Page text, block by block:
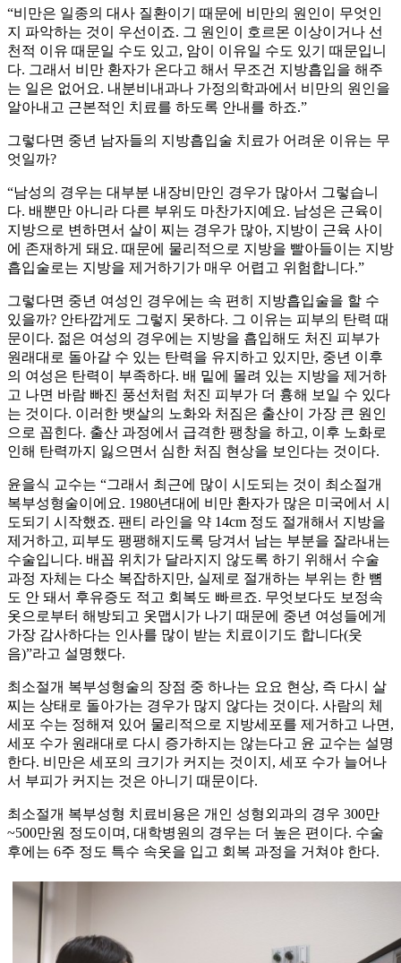
“비만은 일종의 대사 질환이기 때문에 비만의 원인이 무엇인
지 파악하는 것이 우선이죠. 그 원인이 호르몬 이상이거나 선
천적 이유 때문일 수도 있고, 암이 이유일 수도 있기 때문입니
다. 그래서 비만 환자가 온다고 해서 무조건 지방흡입을 해주
는 일은 없어요. 내분비내과나 가정의학과에서 비만의 원인을
알아내고 근본적인 치료를 하도록 안내를 하죠.”
그렇다면 중년 남자들의 지방흡입술 치료가 어려운 이유는 무
엇일까?
“남성의 경우는 대부분 내장비만인 경우가 많아서 그렇습니
다. 배뿐만 아니라 다른 부위도 마찬가지예요. 남성은 근육이
지방으로 변하면서 살이 찌는 경우가 많아, 지방이 근육 사이
에 존재하게 돼요. 때문에 물리적으로 지방을 빨아들이는 지방
흡입술로는 지방을 제거하기가 매우 어렵고 위험합니다.”
그렇다면 중년 여성인 경우에는 속 편히 지방흡입술을 할 수
있을까? 안타깝게도 그렇지 못하다. 그 이유는 피부의 탄력 때
문이다. 젊은 여성의 경우에는 지방을 흡입해도 처진 피부가
원래대로 돌아갈 수 있는 탄력을 유지하고 있지만, 중년 이후
의 여성은 탄력이 부족하다. 배 밑에 몰려 있는 지방을 제거하
고 나면 바람 빠진 풍선처럼 처진 피부가 더 흉해 보일 수 있다
는 것이다. 이러한 뱃살의 노화와 처짐은 출산이 가장 큰 원인
으로 꼽힌다. 출산 과정에서 급격한 팽창을 하고, 이후 노화로
인해 탄력까지 잃으면서 심한 처짐 현상을 보인다는 것이다.
윤을식 교수는 “그래서 최근에 많이 시도되는 것이 최소절개
복부성형술이에요. 1980년대에 비만 환자가 많은 미국에서 시
도되기 시작했죠. 팬티 라인을 약 14cm 정도 절개해서 지방을
제거하고, 피부도 팽팽해지도록 당겨서 남는 부분을 잘라내는
수술입니다. 배꼽 위치가 달라지지 않도록 하기 위해서 수술
과정 자체는 다소 복잡하지만, 실제로 절개하는 부위는 한 뼘
도 안 돼서 후유증도 적고 회복도 빠르죠. 무엇보다도 보정속
옷으로부터 해방되고 옷맵시가 나기 때문에 중년 여성들에게
가장 감사하다는 인사를 많이 받는 치료이기도 합니다(웃
음)”라고 설명했다.
최소절개 복부성형술의 장점 중 하나는 요요 현상, 즉 다시 살
찌는 상태로 돌아가는 경우가 많지 않다는 것이다. 사람의 체
세포 수는 정해져 있어 물리적으로 지방세포를 제거하고 나면,
세포 수가 원래대로 다시 증가하지는 않는다고 윤 교수는 설명
한다. 비만은 세포의 크기가 커지는 것이지, 세포 수가 늘어나
서 부피가 커지는 것은 아니기 때문이다.
최소절개 복부성형 치료비용은 개인 성형외과의 경우 300만
~500만원 정도이며, 대학병원의 경우는 더 높은 편이다. 수술
후에는 6주 정도 특수 속옷을 입고 회복 과정을 거쳐야 한다.